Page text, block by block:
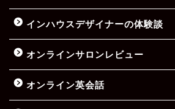
インハウスデザイナーの体験談
オンラインサロンレビュー
オンライン英会話